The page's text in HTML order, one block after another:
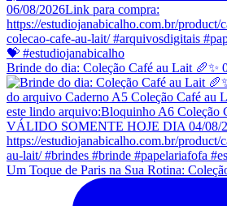
Brinde do dia: Coleção Café au Lait 🥖✨
Um Toque de Paris na Sua Rotina: